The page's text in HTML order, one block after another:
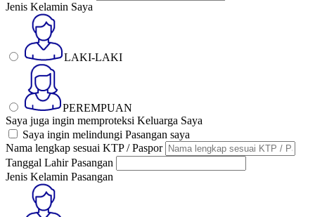
Jenis Kelamin Saya
LAKI-LAKI
PEREMPUAN
Saya juga ingin memproteksi Keluarga Saya
Saya ingin melindungi Pasangan saya
Nama lengkap sesuai KTP / Paspor
Tanggal Lahir Pasangan
Jenis Kelamin Pasangan